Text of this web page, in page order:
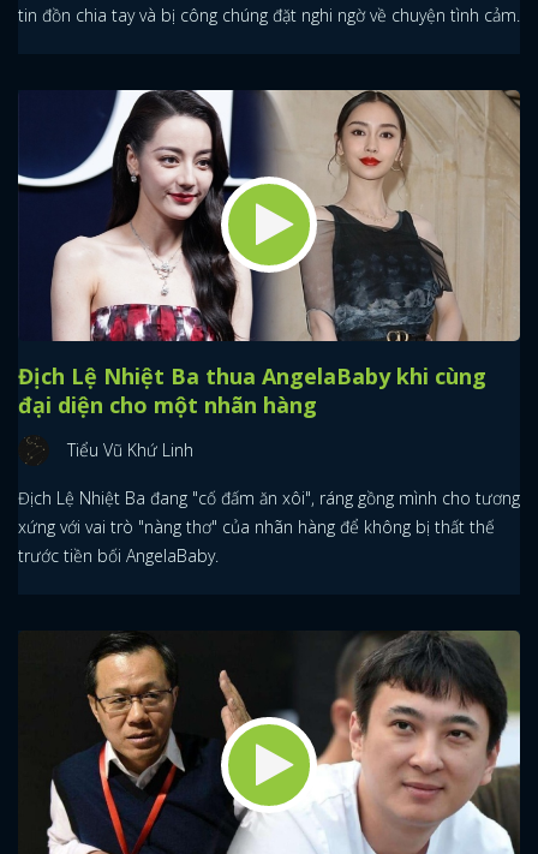
tin đồn chia tay và bị công chúng đặt nghi ngờ về chuyện tình cảm.
Địch Lệ Nhiệt Ba thua AngelaBaby khi cùng
đại diện cho một nhãn hàng
Tiểu Vũ Khứ Linh
Địch Lệ Nhiệt Ba đang "cố đấm ăn xôi", ráng gồng mình cho tương
xứng với vai trò "nàng thơ" của nhãn hàng để không bị thất thế
trước tiền bối AngelaBaby.